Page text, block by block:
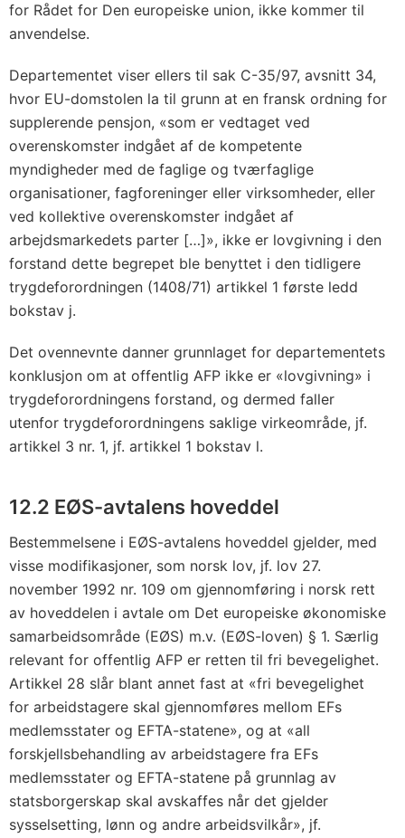
for Rådet for Den europeiske union, ikke kommer til
anvendelse.
Departementet viser ellers til sak C-35/97, avsnitt 34,
hvor EU-domstolen la til grunn at en fransk ordning for
supplerende pensjon, «som er vedtaget ved
overenskomster indgået af de kompetente
myndigheder med de faglige og tværfaglige
organisationer, fagforeninger eller virksomheder, eller
ved kollektive overenskomster indgået af
arbejdsmarkedets parter […]», ikke er lovgivning i den
forstand dette begrepet ble benyttet i den tidligere
trygdeforordningen (1408/71) artikkel 1 første ledd
bokstav j.
Det ovennevnte danner grunnlaget for departementets
konklusjon om at offentlig AFP ikke er «lovgivning» i
trygdeforordningens forstand, og dermed faller
utenfor trygdeforordningens saklige virkeområde, jf.
artikkel 3 nr. 1, jf. artikkel 1 bokstav l.
12.2 EØS-avtalens hoveddel
Bestemmelsene i EØS-avtalens hoveddel gjelder, med
visse modifikasjoner, som norsk lov, jf. lov 27.
november 1992 nr. 109 om gjennomføring i norsk rett
av hoveddelen i avtale om Det europeiske økonomiske
samarbeidsområde (EØS) m.v. (EØS-loven) § 1. Særlig
relevant for offentlig AFP er retten til fri bevegelighet.
Artikkel 28 slår blant annet fast at «fri bevegelighet
for arbeidstagere skal gjennomføres mellom EFs
medlemsstater og EFTA-statene», og at «all
forskjellsbehandling av arbeidstagere fra EFs
medlemsstater og EFTA-statene på grunnlag av
statsborgerskap skal avskaffes når det gjelder
sysselsetting, lønn og andre arbeidsvilkår», jf.